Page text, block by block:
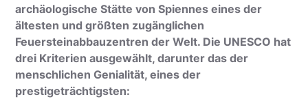
archäologische Stätte von Spiennes eines der
ältesten und größten zugänglichen
Feuersteinabbauzentren der Welt. Die UNESCO hat
drei Kriterien ausgewählt, darunter das der
menschlichen Genialität, eines der
prestigeträchtigsten: